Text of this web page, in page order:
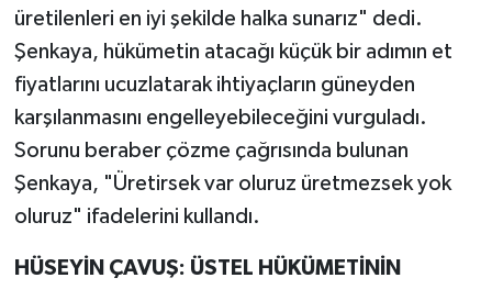
üretilenleri en iyi şekilde halka sunarız" dedi.
Şenkaya, hükümetin atacağı küçük bir adımın et
fiyatlarını ucuzlatarak ihtiyaçların güneyden
karşılanmasını engelleyebileceğini vurguladı.
Sorunu beraber çözme çağrısında bulunan
Şenkaya, "Üretirsek var oluruz üretmezsek yok
oluruz" ifadelerini kullandı.
HÜSEYİN ÇAVUŞ: ÜSTEL HÜKÜMETİNİN